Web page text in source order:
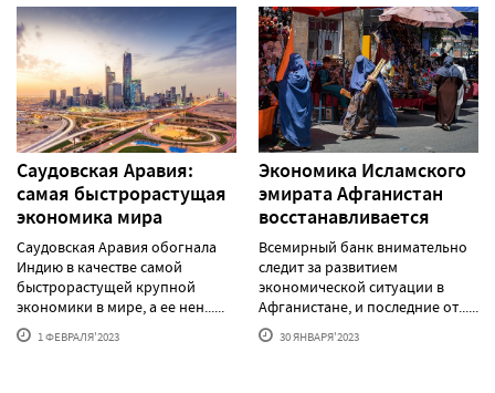
Саудовская Аравия:
самая быстрорастущая
экономика мира
Саудовская Аравия обогнала
Индию в качестве самой
быстрорастущей крупной
экономики в мире, а ее нен......
1 ФЕВРАЛЯ'2023
Экономика Исламского
эмирата Афганистан
восстанавливается
Всемирный банк внимательно
следит за развитием
экономической ситуации в
Афганистане, и последние от......
30 ЯНВАРЯ'2023